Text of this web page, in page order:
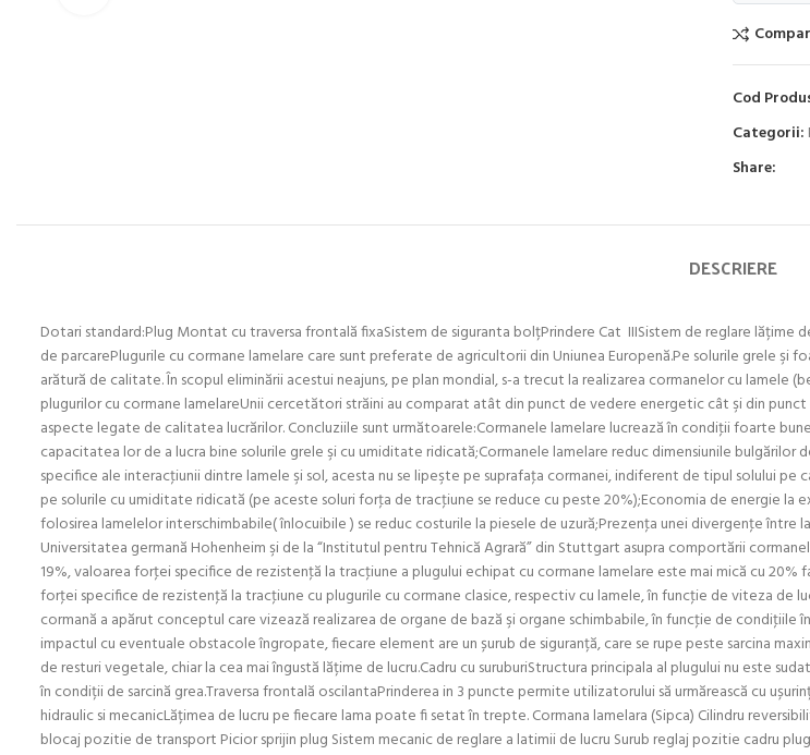
Cod
Categorii:
Share:
DESCRIERE
Dotari standard:Plug Montat cu traversa frontală fixaSistem de siguranta bolțPrindere Cat IIISistem de reglare
de parcarePlugurile cu cormane lamelare care sunt preferate de agricultorii din Uniunea Europenă.Pe solurile grele
arătură de calitate. În scopul eliminării acestui neajuns, pe plan mondial, s-a trecut la realizarea cormanelor cu
plugurilor cu cormane lamelareUnii cercetători străini au comparat atât din punct de vedere energetic cât şi din
aspecte legate de calitatea lucrărilor. Concluziile sunt următoarele:Cormanele lamelare lucrează în condiţii foarte
capacitatea lor de a lucra bine solurile grele şi cu umiditate ridicată;Cormanele lamelare reduc dimensiunile
specifice ale interacţiunii dintre lamele şi sol, acesta nu se lipeşte pe suprafaţa cormanei, indiferent de tipul solului
pe solurile cu umiditate ridicată (pe aceste soluri forţa de tracţiune se reduce cu peste 20%);Economia de energie
folosirea lamelelor interschimbabile( înlocuibile ) se reduc costurile la piesele de uzură;Prezenţa unei divergenţe
Universitatea germană Hohenheim şi de la “Institutul pentru Tehnică Agrară” din Stuttgart asupra comportării
19%, valoarea forţei specifice de rezistenţă la tracţiune a plugului echipat cu cormane lamelare este mai mică cu
forţei specifice de rezistenţă la tracţiune cu plugurile cu cormane clasice, respectiv cu lamele, în funcţie de viteza
cormană a apărut conceptul care vizează realizarea de organe de bază şi organe schimbabile, în funcţie de
impactul cu eventuale obstacole îngropate, fiecare element are un șurub de siguranță, care se rupe peste sarcina
de resturi vegetale, chiar la cea mai îngustă lățime de lucru.Cadru cu suruburiStructura principala al plugului nu este
în condiții de sarcină grea.Traversa frontală oscilantaPrinderea in 3 puncte permite utilizatorului să urmărească cu
hidraulic si mecanicLățimea de lucru pe fiecare lama poate fi setat în trepte. Cormana lamelara (Sipca) Cilindru
blocaj pozitie de transport Picior sprijin plug Sistem mecanic de reglare a latimii de lucru Surub reglaj pozitie cadru